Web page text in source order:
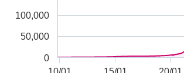
0
50,000
100,000